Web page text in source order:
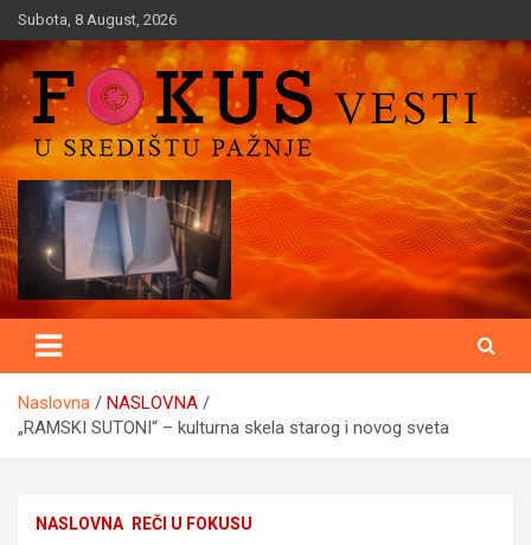
Skip
to
content
Subota, 8 August, 2026
Fokusvesti
U središtu pažnje
Naslovna
NASLOVNA
„RAMSKI SUTONI“ – kulturna skela starog i novog sveta
NASLOVNA REČI U FOKUSU